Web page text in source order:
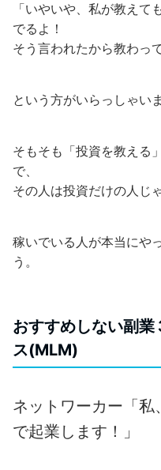
「いやいや、私が教え
でるよ！
そう言われたから教わっ
という方がいらっしゃい
そもそも「投資を教える
で、
その人は投資だけの人じ
稼いでいる人が本当にや
う。
おすすめしない副
ス(MLM)
ネットワーカー「私
で起業します！」